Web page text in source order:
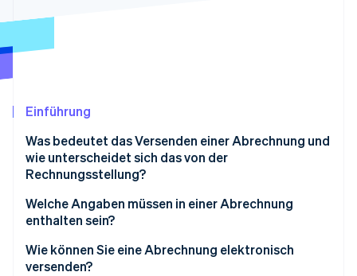
Identity
Online-Identitätsprüfung
Stripe-Sessions 2026
Erfahren Sie, wie Stripe Lösungen für die
Jetzt ansehen
Einführung
Was bedeutet das Versenden einer Abrechnung und
wie unterscheidet sich das von der
Rechnungsstellung?
Welche Angaben müssen in einer Abrechnung
enthalten sein?
Wie können Sie eine Abrechnung elektronisch
versenden?